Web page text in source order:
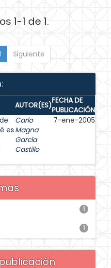
1-1 de 1.
Siguiente
AUTOR(ES)FECHA DE
PUBLICACIÓN
es
Carlo
Magna
García
Castillo
7-ene-2005
1
1